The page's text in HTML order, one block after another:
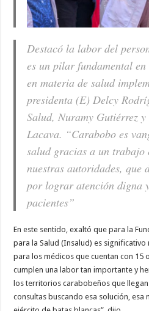
Destacó la labor del
es un pilar fundamental
en materia de salud
presidenta (E) Delcy
Salud, Nuramy Gutiérrez
Lacava. “Carabobo es
salud gracias a un trabajo
nuestras autoridades, que
por lograr atención digna
pacientes”
En este sentido, exaltó que para la
para la Salud (Insalud) es
para los médicos que cuentan con 15
cumplen una labor tan importante y
los territorios carabobeños que
consultas buscando esa solución,